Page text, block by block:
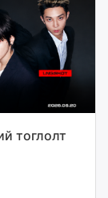
тоглолт